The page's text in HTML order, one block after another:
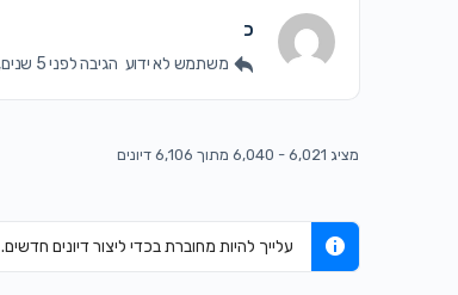
כ
משתמש לא ידוע הגיבהלפני 5 שנים, 1 חודש
מציג 6,021 - 6,040 מתוך 6,106 דיונים
עלייך להיות מחוברת בכדי ליצור דיונים חדשים.